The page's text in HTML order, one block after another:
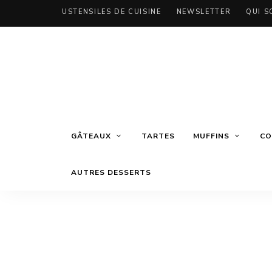
USTENSILES DE CUISINE NEWSLETTER QUI
GÂTEAUX TARTES MUFFINS
AUTRES DESSERTS